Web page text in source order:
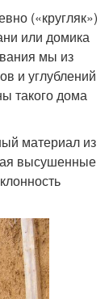
(«кругляк»)
или домика
мы из
и углублений
такого дома
материал из
высушенные